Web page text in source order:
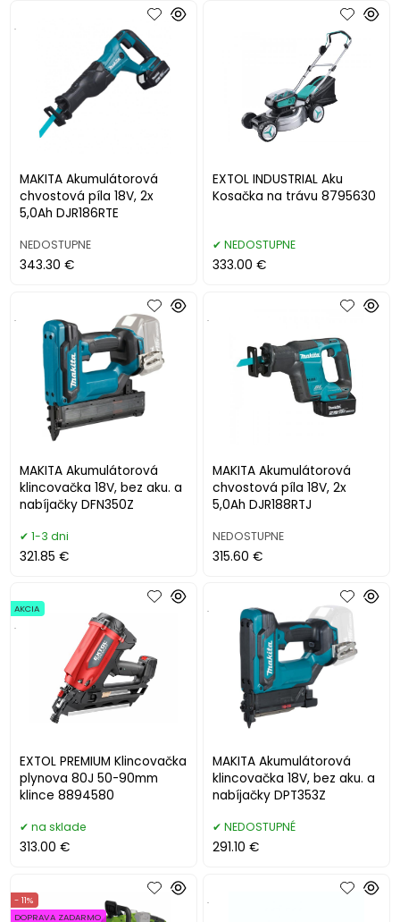
MAKITA Akumulátorová
chvostová píla 18V, 2x
5,0Ah DJR186RTE
.
NEDOSTUPNE
343.30 €
EXTOL INDUSTRIAL Aku
Kosačka na trávu 8795630
NEDOSTUPNE
333.00 €
MAKITA Akumulátorová
klincovačka 18V, bez aku. a
nabíjačky DFN350Z
.
1-3 dni
321.85 €
MAKITA Akumulátorová
chvostová píla 18V, 2x
5,0Ah DJR188RTJ
.
NEDOSTUPNE
315.60 €
EXTOL PREMIUM Klincovačka
plynova 80J 50-90mm
klince 8894580
AKCIA
.
na sklade
313.00 €
MAKITA Akumulátorová
klincovačka 18V, bez aku. a
nabíjačky DPT353Z
.
NEDOSTUPNÉ
291.10 €
- 11%
DOPRAVA ZADARMO